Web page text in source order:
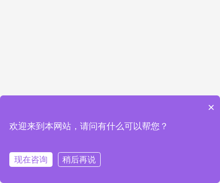
×
欢迎来到本网站，请问有什么可以帮您？
现在咨询 稍后再说